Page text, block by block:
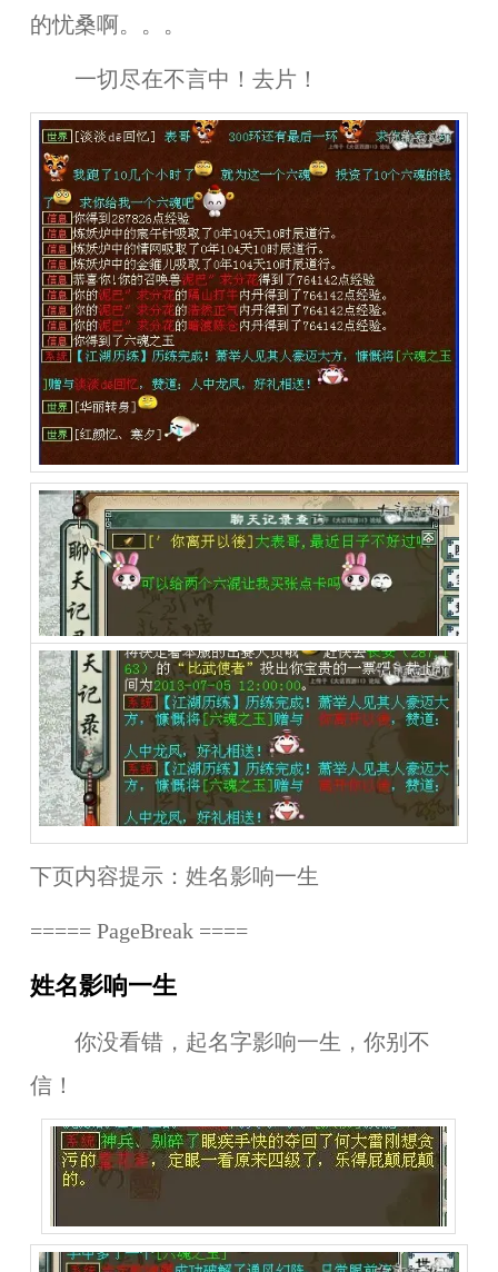
的忧桑啊。。。
一切尽在不言中！去片！
下页内容提示： 姓名影响一生
===== PageBreak ====
姓名影响一生
你没看错，起名字影响一生，你别不
信！